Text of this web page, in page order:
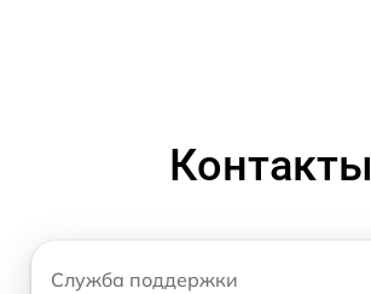
Контакты
Служба поддержки